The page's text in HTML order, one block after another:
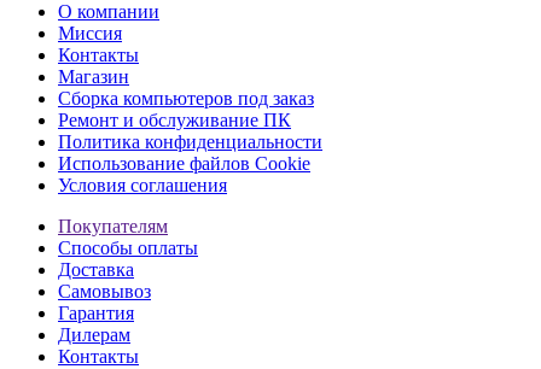
О компании
Миссия
Контакты
Магазин
Сборка компьютеров под заказ
Ремонт и обслуживание ПК
Политика конфиденциальности
Использование файлов Cookie
Условия соглашения
Покупателям
Способы оплаты
Доставка
Самовывоз
Гарантия
Дилерам
Контакты